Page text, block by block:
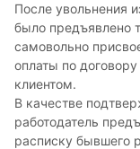
После увольнения
было предъявлено
самовольно
оплаты по
клиентом.
В качестве
работодатель
расписку бывшего